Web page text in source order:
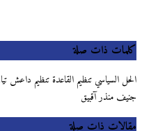
ذات صلة
منذر آقبيق
ذات صلة